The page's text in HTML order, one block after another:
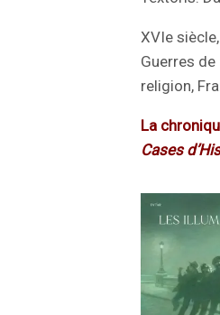
XVIe siècle,
Guerres de
religion,
La
Cases